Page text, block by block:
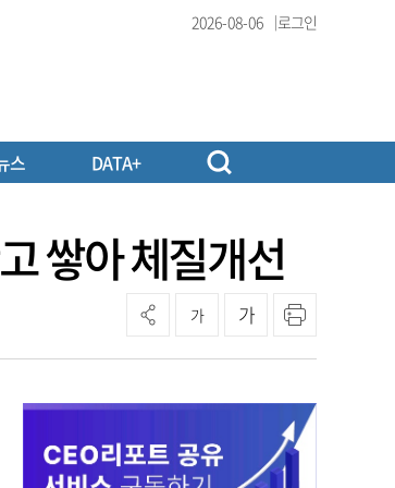
2026-08-06 로그인
스 DATA+
쌓아 체질개선
가 가